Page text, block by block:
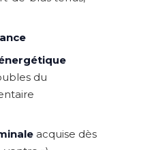
du
acquise dès